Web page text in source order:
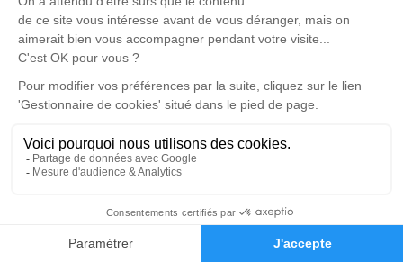
Faire-part Hommages
mémoire de Suzanne REYNES.
Un service de plantation d’arbre hommage est
disponible ici
Crémation
Crématorium du Lauragais de Villefranche-de-
Lauragais